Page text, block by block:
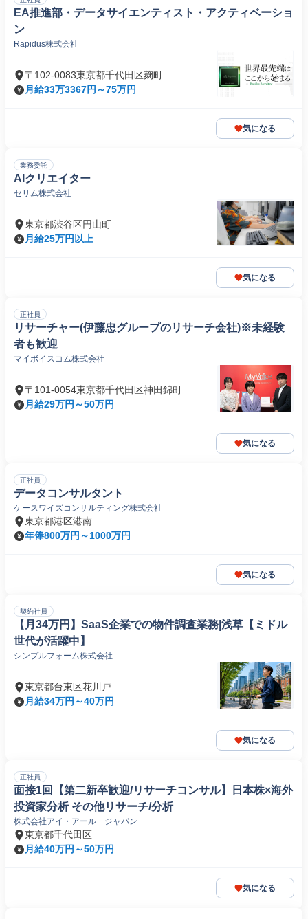
EA推進部・データサイエンティスト・アクティベーショ
ン
Rapidus株式会社
〒102-0083東京都千代田区麹町
月給33万3367円～75万円
気になる
業務委託
AIクリエイター
セリム株式会社
東京都渋谷区円山町
月給25万円以上
気になる
正社員
リサーチャー(伊藤忠グループのリサーチ会社)※未経験
者も歓迎
マイボイスコム株式会社
〒101-0054東京都千代田区神田錦町
月給29万円～50万円
気になる
正社員
データコンサルタント
ケースワイズコンサルティング株式会社
東京都港区港南
年俸800万円～1000万円
気になる
契約社員
【月34万円】SaaS企業での物件調査業務|浅草【ミドル
世代が活躍中】
シンプルフォーム株式会社
東京都台東区花川戸
月給34万円～40万円
気になる
正社員
面接1回【第二新卒歓迎/リサーチコンサル】日本株×海外
投資家分析 その他リサーチ/分析
株式会社アイ・アール ジャパン
東京都千代田区
月給40万円～50万円
気になる